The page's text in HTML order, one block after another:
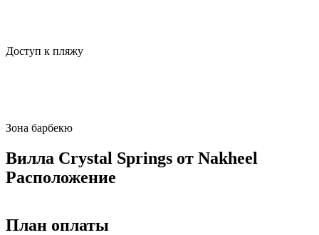
Доступ к пляжу
Зона барбекю
Вилла Crystal Springs от Nakheel
Расположение
План оплаты